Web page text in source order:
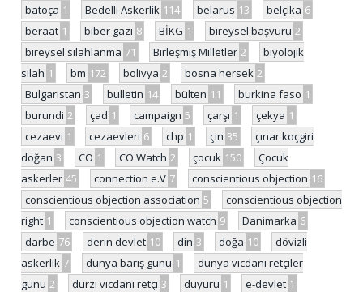
batoça 1 Bedelli Askerlik 114 belarus 13 belçika 6
beraat 1 biber gazı 8 BİKG 1 bireysel başvuru 2
bireysel silahlanma 71 Birleşmiş Milletler 2
biyolojik
silah 1 bm 172 bolivya 2 bosna hersek 2
Bulgaristan 3 bulletin 14 bülten 11 burkina faso 1
burundi 2 çad 1 campaign 5 çarşı 1 çekya 1
cezaevi 1 cezaevleri 6 chp 1 çin 35
çınar koçgiri
doğan 3 CO 1 CO Watch 2 çocuk 150
Çocuk
askerler 45 connection e.V 7 conscientious objection 16
conscientious objection association 5
conscientious objection
right 1 conscientious objection watch 9 Danimarka 6
darbe 76 derin devlet 10 din 3 doğa 10
dövizli
askerlik 7 dünya barış günü 1
dünya vicdani retçiler
günü 2 dürzi vicdani retçi 3 duyuru 1 e-devlet 1